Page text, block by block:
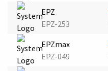
EPZ
EPZ-253
EPZmax
EPZ-049